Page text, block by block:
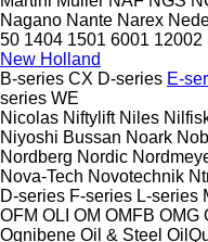
Nagano Nante Narex
50 1404 1501 6001 12002
New Holland
B-series CX D-series E-
series WE
Nicolas Niftylift Niles
Niyoshi Bussan Noark
Nordberg Nordic
Nova-Tech Novotechnik
D-series F-series L-series
OFM OLI OM OMFB OMG
Ognibene Oil & Steel